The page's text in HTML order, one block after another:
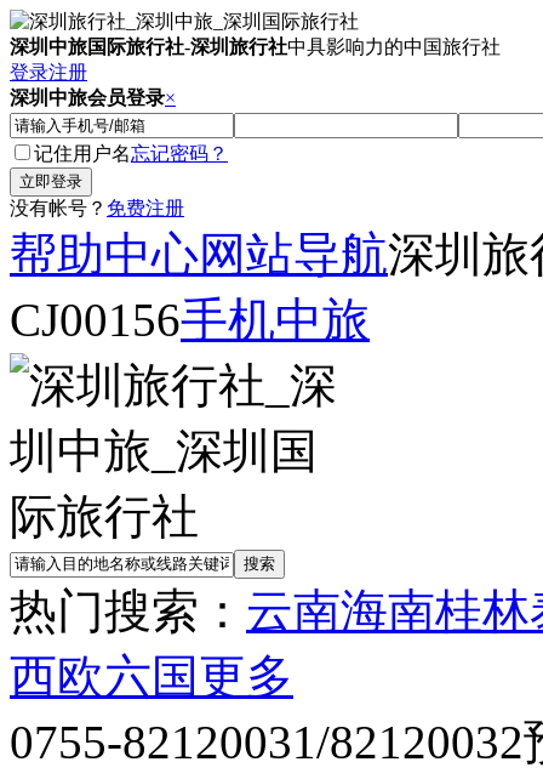
深圳中旅国际旅行社-深圳旅行社中具影响力的中国旅行社
登录注册
深圳中旅会员登录×
记住用户名忘记密码？
没有帐号？ 免费注册
帮助中心网站导航深圳旅
CJ00156手机中旅
热门搜索： 云南海南桂林
西欧六国更多
0755-82120031/82120032